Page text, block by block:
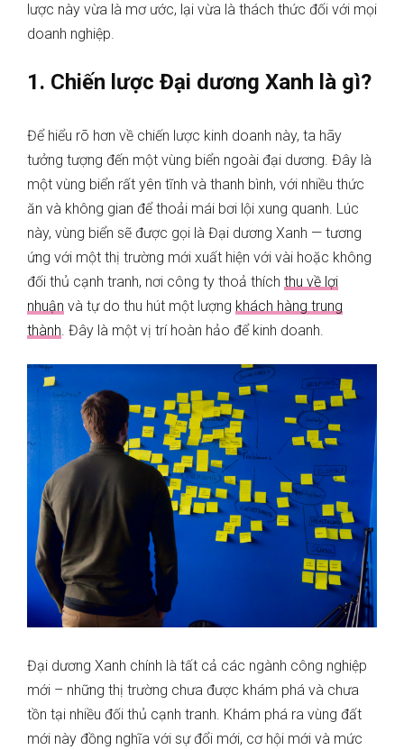
lược này vừa là mơ ước, lại vừa là thách thức đối với mọi
doanh nghiệp.
1. Chiến lược Đại dương Xanh là gì?
Để hiểu rõ hơn về chiến lược kinh doanh này, ta hãy
tưởng tượng đến một vùng biển ngoài đại dương. Đây là
một vùng biển rất yên tĩnh và thanh bình, với nhiều thức
ăn và không gian để thoải mái bơi lội xung quanh. Lúc
này, vùng biển sẽ được gọi là Đại dương Xanh — tương
ứng với một thị trường mới xuất hiện với vài hoặc không
đối thủ cạnh tranh, nơi công ty thoả thích thu về lợi
nhuận và tự do thu hút một lượng khách hàng trung
thành. Đây là một vị trí hoàn hảo để kinh doanh.
Đại dương Xanh chính là tất cả các ngành công nghiệp
mới – những thị trường chưa được khám phá và chưa
tồn tại nhiều đối thủ cạnh tranh. Khám phá ra vùng đất
mới này đồng nghĩa với sự đổi mới, cơ hội mới và mức